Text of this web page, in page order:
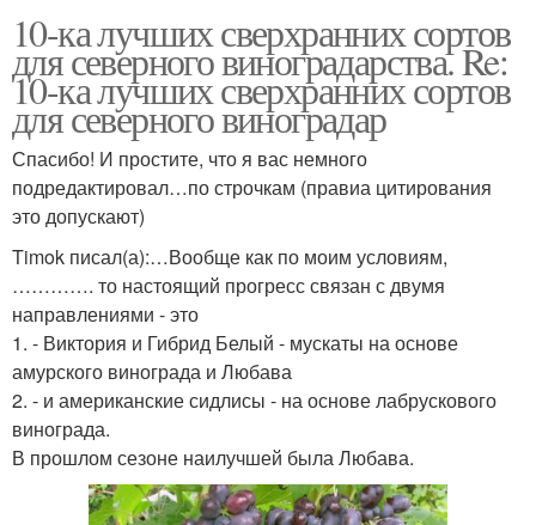
10-ка лучших сверхранних сортов
для северного виноградарства. Re:
10-ка лучших сверхранних сортов
для северного виноградар
Спасибо! И простите, что я вас немного
подредактировал…по строчкам (правиа цитирования
это допускают)
Timok писал(а):…Вообще как по моим условиям,
…………. то настоящий прогресс связан с двумя
направлениями - это
1. - Виктория и Гибрид Белый - мускаты на основе
амурского винограда и Любава
2. - и американские сидлисы - на основе лабрускового
винограда.
В прошлом сезоне наилучшей была Любава.